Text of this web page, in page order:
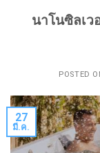
นาโนซิลเว
POSTED
27
มี.ค.